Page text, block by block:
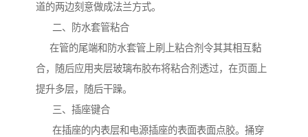
道的两边刻意做成法兰方式。
二、防水套管粘合
在管的尾端和防水套管上刷上粘合剂令其其相互黏
合，随后应用夹层玻璃布胶布将粘合剂透过，在页面上
提升多层，随后干躁。
三、插座键合
在插座的内表层和电源插座的表面表面点胶。捅穿